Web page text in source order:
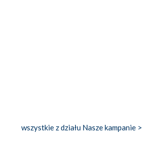
wszystkie z działu Nasze kampanie >